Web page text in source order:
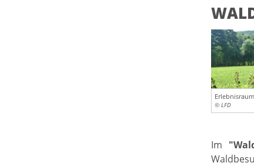
Erlebnisraum
© LFD
Im